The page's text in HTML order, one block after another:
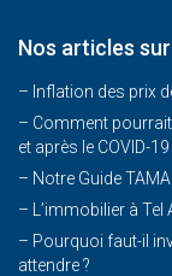
Nos articles
– Inflation des prix
– Comment
et après le COVID-19
– Notre Guide
–
L’immobilier à Tel
– Pourquoi faut-il
attendre ?